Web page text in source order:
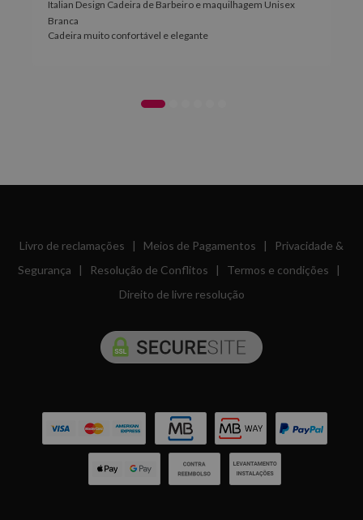
Italian Design Cadeira de Barbeiro e maquilhagem Unisex
Branca
Cadeira muito confortável e elegante
Livro de reclamações | Meios de Pagamentos |
Privacidade &
Segurança | Resolução de Conflitos | Termos e condições |
Direito de livre resolução